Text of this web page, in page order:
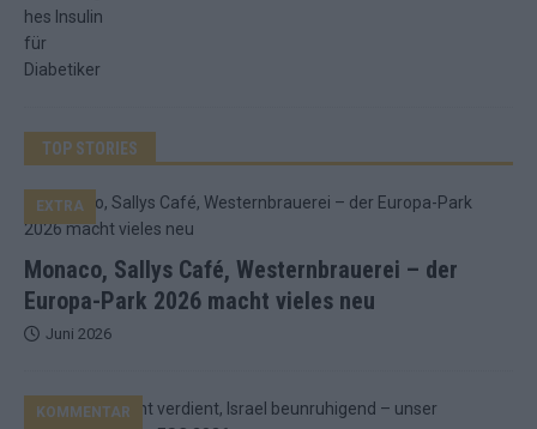
TOP STORIES
Monaco, Sallys Café, Westernbrauerei – der
Europa-Park 2026 macht vieles neu
EXTRA
Juni 2026
KOMMENTAR